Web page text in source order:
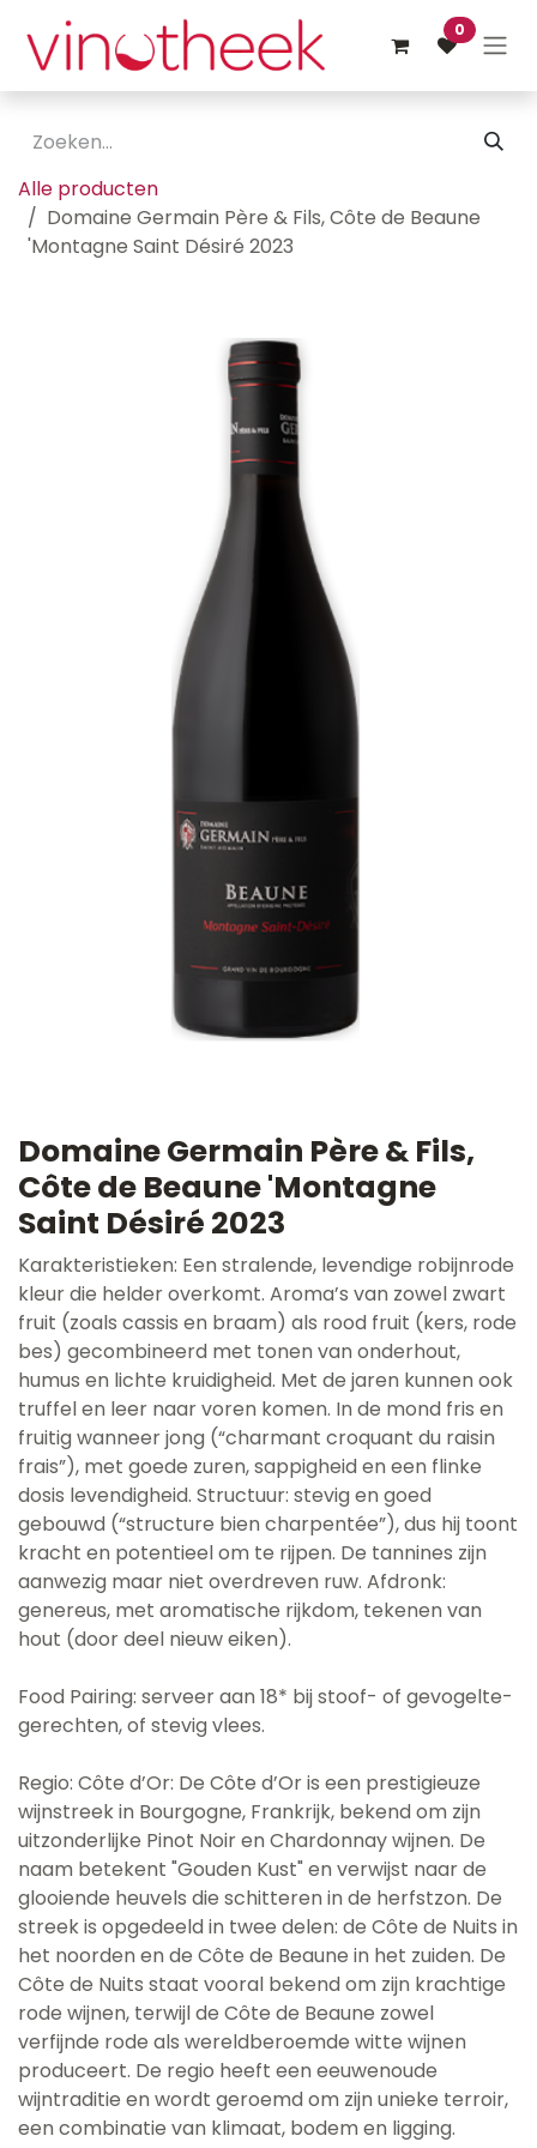
Overslaan naar inhoud
0
Alle producten
Domaine Germain Père & Fils, Côte de Beaune
'Montagne Saint Désiré 2023
Domaine Germain Père & Fils,
Côte de Beaune 'Montagne
Saint Désiré 2023
Karakteristieken: Een stralende, levendige robijnrode
kleur die helder overkomt. Aroma’s van zowel zwart
fruit (zoals cassis en braam) als rood fruit (kers, rode
bes) gecombineerd met tonen van onderhout,
humus en lichte kruidigheid. Met de jaren kunnen ook
truffel en leer naar voren komen. In de mond fris en
fruitig wanneer jong (“charmant croquant du raisin
frais”), met goede zuren, sappigheid en een flinke
dosis levendigheid. Structuur: stevig en goed
gebouwd (“structure bien charpentée”), dus hij toont
kracht en potentieel om te rijpen. De tannines zijn
aanwezig maar niet overdreven ruw. Afdronk:
genereus, met aromatische rijkdom, tekenen van
hout (door deel nieuw eiken).
Food Pairing: serveer aan 18* bij stoof- of gevogelte-
gerechten, of stevig vlees.
Regio: Côte d’Or: De Côte d’Or is een prestigieuze
wijnstreek in Bourgogne, Frankrijk, bekend om zijn
uitzonderlijke Pinot Noir en Chardonnay wijnen. De
naam betekent "Gouden Kust" en verwijst naar de
glooiende heuvels die schitteren in de herfstzon. De
streek is opgedeeld in twee delen: de Côte de Nuits in
het noorden en de Côte de Beaune in het zuiden. De
Côte de Nuits staat vooral bekend om zijn krachtige
rode wijnen, terwijl de Côte de Beaune zowel
verfijnde rode als wereldberoemde witte wijnen
produceert. De regio heeft een eeuwenoude
wijntraditie en wordt geroemd om zijn unieke terroir,
een combinatie van klimaat, bodem en ligging.